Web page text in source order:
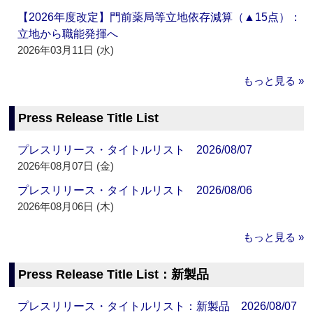
【2026年度改定】門前薬局等立地依存減算（▲15点）：
立地から職能発揮へ
2026年03月11日 (水)
もっと見る »
Press Release Title List
プレスリリース・タイトルリスト 2026/08/07
2026年08月07日 (金)
プレスリリース・タイトルリスト 2026/08/06
2026年08月06日 (木)
もっと見る »
Press Release Title List：新製品
プレスリリース・タイトルリスト：新製品 2026/08/07